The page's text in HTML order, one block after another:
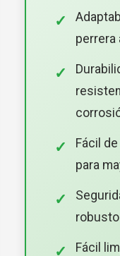
perrera
Fácil
para
Fácil